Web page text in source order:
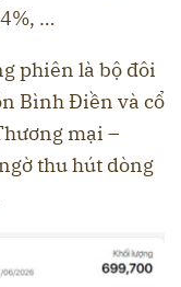
…
phiên là bộ đôi
Bình Điền và cổ
mại –
thu hút dòng